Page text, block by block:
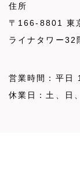
住所
〒166-8801 東
ライナタワー32
営業時間：平
休業日：土、日